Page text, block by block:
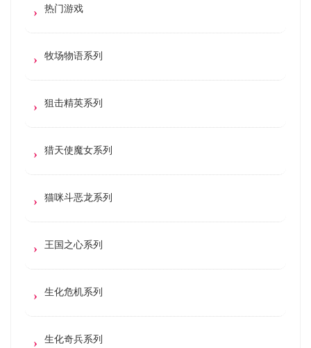
热门游戏
牧场物语系列
狙击精英系列
猎天使魔女系列
猫咪斗恶龙系列
王国之心系列
生化危机系列
生化奇兵系列